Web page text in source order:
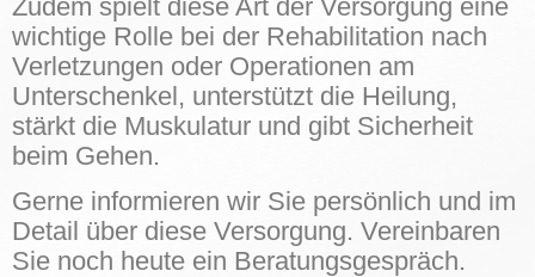
Zudem spielt diese Art der Versorgung eine
wichtige Rolle bei der Rehabilitation nach
Verletzungen oder Operationen am
Unterschenkel, unterstützt die Heilung,
stärkt die Muskulatur und gibt Sicherheit
beim Gehen.
Gerne informieren wir Sie persönlich und im
Detail über diese Versorgung. Vereinbaren
Sie noch heute ein Beratungsgespräch.